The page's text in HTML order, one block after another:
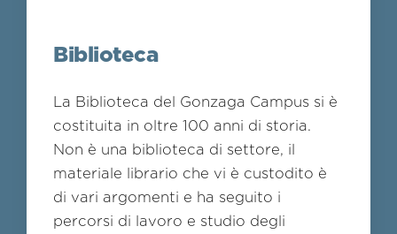
Biblioteca
La Biblioteca del Gonzaga Campus si è
costituita in oltre 100 anni di storia.
Non è una biblioteca di settore, il
materiale librario che vi è custodito è
di vari argomenti e ha seguito i
percorsi di lavoro e studio degli